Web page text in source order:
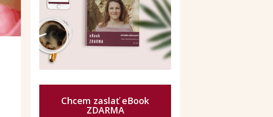
Chcem zaslať eBook
ZDARMA